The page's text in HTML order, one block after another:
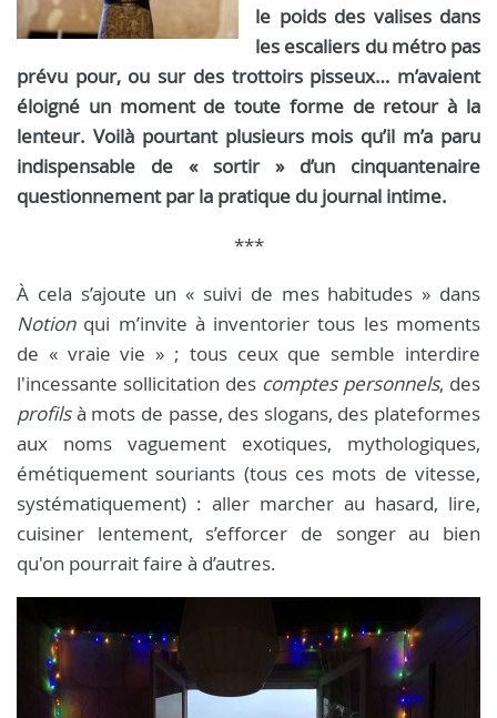
le poids des valises dans
les escaliers du métro pas
prévu pour, ou sur des trottoirs pisseux… m’avaient
éloigné un moment de toute forme de retour à la
lenteur. Voilà pourtant plusieurs mois qu’il m’a paru
indispensable de « sortir » d’un cinquantenaire
questionnement par la pratique du journal intime.
***
À cela s’ajoute un « suivi de mes habitudes » dans
Notionqui m’invite à inventorier tous les moments
de « vraie vie » ; tous ceux que semble interdire
l'incessante sollicitation des comptes personnels, des
profilsà mots de passe, des slogans, des plateformes
aux noms vaguement exotiques, mythologiques,
émétiquement souriants (tous ces mots de vitesse,
systématiquement) : aller marcher au hasard, lire,
cuisiner lentement, s’efforcer de songer au bien
qu'on pourrait faire à d’autres.